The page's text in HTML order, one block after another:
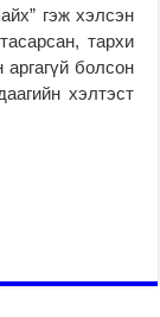
гэж хэлсэн
тархи
болсон
хэлтэст